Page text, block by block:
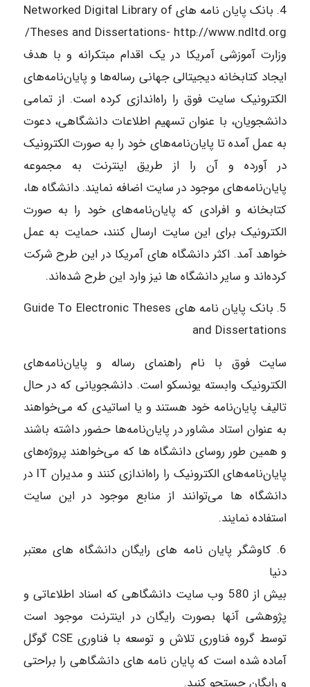
4. بانک پایان نامه های Networked Digital Library of
Theses and Dissertations- http://www.ndltd.org/
وزارت آموزشی آمریکا در یک اقدام مبتکرانه و با هدف
ایجاد کتابخانه دیجیتالی جهانی رساله‌ها و پایان‌نامه‌های
الکترونیک سایت فوق را راه‌اندازی کرده است. از تمامی
دانشجویان، با عنوان تسهیم اطلاعات دانشگاهی، دعوت
به عمل آمده تا پایان‌نامه‌های خود را به صورت الکترونیک
در آورده و آن را از طریق اینترنت به مجموعه
پایان‌نامه‌های موجود در سایت اضافه نمایند. دانشگاه ها،
کتابخانه و افرادی که پایان‌نامه‌های خود را به صورت
الکترونیک برای این سایت ارسال کنند، حمایت به عمل
خواهد آمد. اکثر دانشگاه های آمریکا در این طرح شرکت
کرده‌اند و سایر دانشگاه ها نیز وارد این طرح شده‌اند.
5. بانک پایان نامه های Guide To Electronic Theses
and Dissertations
سایت فوق با نام راهنمای رساله و پایان‌نامه‌های
الکترونیک وابسته یونسکو است. دانشجویانی که در حال
تالیف پایان‌نامه خود هستند و یا اساتیدی که می‌خواهند
به عنوان استاد مشاور در پایان‌نامه‌ها حضور داشته باشند
و همین طور روسای دانشگاه ها که می‌خواهند پروژه‌های
پایان‌نامه‌های الکترونیک را راه‌اندازی کنند و مدیران IT در
دانشگاه ها می‌توانند از منابع موجود در این سایت
استفاده نمایند.
6. کاوشگر پایان نامه های رایگان دانشگاه های معتبر
دنیا
بیش از 580 وب سایت دانشگاهی که اسناد اطلاعاتی و
پژوهشی آنها بصورت رایگان در اینترنت موجود است
توسط گروه فناوری تلاش و توسعه با فناوری CSE گوگل
آماده شده است که پایان نامه های دانشگاهی را براحتی
و رایگان جستجو کنید.